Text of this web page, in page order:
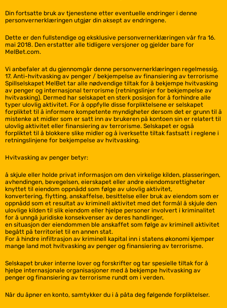
Din fortsatte bruk av tjenestene etter eventuelle endringer i denne
personvernerklæringen utgjør din aksept av endringene.
Dette er den fullstendige og eksklusive personvernerklæringen vår fra 16.
mai 2018. Den erstatter alle tidligere versjoner og gjelder bare for
MelBet.com.
Vi anbefaler at du gjennomgår denne personvernerklæringen regelmessig.
17. Anti-hvitvasking av penger / bekjempelse av finansiering av terrorisme
Spillselskapet MelBet tar alle nødvendige tiltak for å bekjempe hvitvasking
av penger og internasjonal terrorisme (retningslinjer for bekjempelse av
hvitvasking). Dermed har selskapet en sterk posisjon for å forhindre alle
typer ulovlig aktivitet. For å oppfylle disse forpliktelsene er selskapet
forpliktet til å informere kompetente myndigheter dersom det er grunn til å
mistenke at midler som er satt inn av brukeren på kontoen sin er relatert til
ulovlig aktivitet eller finansiering av terrorisme. Selskapet er også
forpliktet til å blokkere slike midler og å iverksette tiltak fastsatt i reglene i
retningslinjene for bekjempelse av hvitvasking.
Hvitvasking av penger betyr:
å skjule eller holde privat informasjon om den virkelige kilden, plasseringen,
avhendingen, bevegelsen, eierskapet eller andre eiendomsrettigheter
knyttet til eiendom oppnådd som følge av ulovlig aktivitet,
konvertering, flytting, anskaffelse, besittelse eller bruk av eiendom som er
oppnådd som et resultat av kriminell aktivitet med det formål å skjule den
ulovlige kilden til slik eiendom eller hjelpe personer involvert i kriminalitet
for å unngå juridiske konsekvenser av deres handlinger,
en situasjon der eiendommen ble anskaffet som følge av kriminell aktivitet
begått på territoriet til en annen stat.
For å hindre infiltrasjon av kriminell kapital inn i statens økonomi kjemper
mange land mot hvitvasking av penger og finansiering av terrorisme.
Selskapet bruker interne lover og forskrifter og tar spesielle tiltak for å
hjelpe internasjonale organisasjoner med å bekjempe hvitvasking av
penger og finansiering av terrorisme rundt om i verden.
Når du åpner en konto, samtykker du i å påta deg følgende forpliktelser.